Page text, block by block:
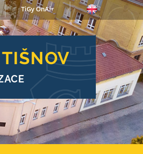
TiGy OnAir